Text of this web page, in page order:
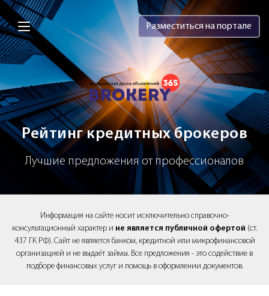
Brokery365 - Рейтинг кредитных
Разместиться на портале
Рейтинг кредитных брокеров
Лучшие предложения от профессионалов
Информация на сайте носит исключительно справочно-
консультационный характер и не является публичной офертой (ст.
437 ГК РФ). Сайт не является банком, кредитной или микрофинансовой
организацией и не выдаёт займы. Все предложения - это содействие в
подборе финансовых услуг и помощь в оформлении документов.